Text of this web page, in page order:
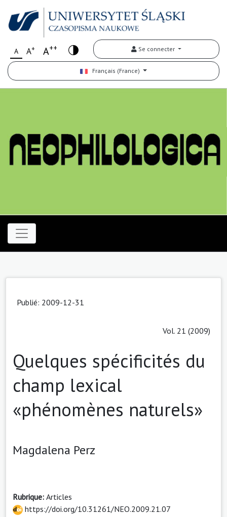
A A+ A++ Se connecter
Français (France)
Publié: 2009-12-31
Vol. 21 (2009)
Quelques spécificités du
champ lexical
«phénomènes naturels»
Magdalena Perz
Rubrique: Articles
https://doi.org/10.31261/NEO.2009.21.07